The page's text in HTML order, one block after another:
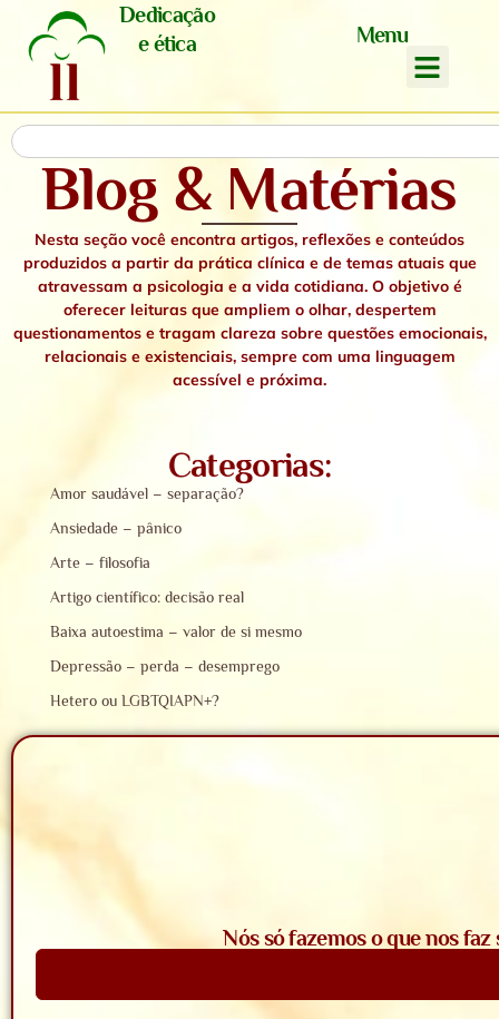
Dedicação
e ética
Menu
Blog & Matérias
Nesta seção você encontra artigos, reflexões e conteúdos
produzidos a partir da prática clínica e de temas atuais que
atravessam a psicologia e a vida cotidiana. O objetivo é
oferecer leituras que ampliem o olhar, despertem
questionamentos e tragam clareza sobre questões emocionais,
relacionais e existenciais, sempre com uma linguagem
acessível e próxima.
Categorias:
Amor saudável – separação?
Ansiedade – pânico
Arte – filosofia
Artigo científico: decisão real
Baixa autoestima – valor de si mesmo
Depressão – perda – desemprego
Hetero ou LGBTQIAPN+?
Nós só fazemos o que nos